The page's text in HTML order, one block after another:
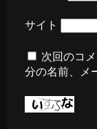
サイト
次回のコ
分の名前、メ